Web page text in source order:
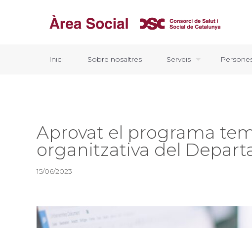
Inici Sobre nosaltres Serveis
Aprovat el programa
organitzativa del
15/06/2023